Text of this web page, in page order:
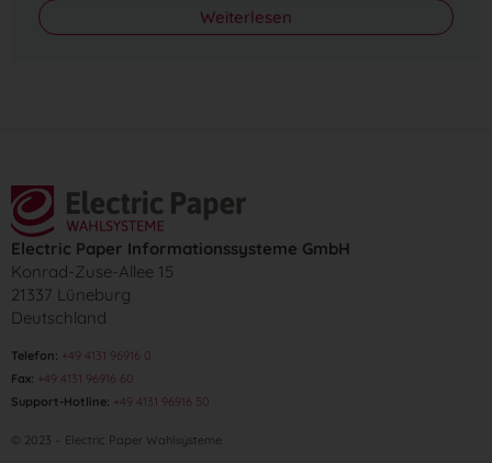
Weiterlesen
Electric Paper Informationssysteme GmbH
Konrad-Zuse-Allee 15
21337 Lüneburg
Deutschland
Telefon: +49 4131 96916 0
Fax: +49 4131 96916 60
Support-Hotline: +49 4131 96916 50
© 2023 – Electric Paper Wahlsysteme